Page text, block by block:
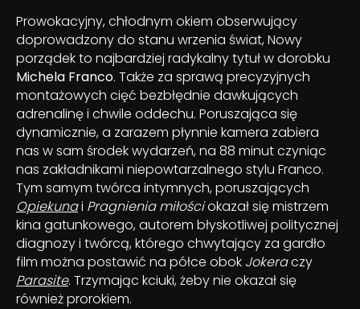
Prowokacyjny, chłodnym okiem obserwujący
doprowadzony do stanu wrzenia świat, Nowy
porządek to najbardziej radykalny tytuł w dorobku
Michela Franco. Także za sprawą precyzyjnych
montażowych cięć bezbłędnie dawkujących
adrenalinę i chwile oddechu. Poruszająca się
dynamicznie, a zarazem płynnie kamera zabiera
nas w sam środek wydarzeń, na 88 minut czyniąc
nas zakładnikami niepowtarzalnego stylu Franco.
Tym samym twórca intymnych, poruszających
Opiekunai Pragnienia miłościokazał się mistrzem
kina gatunkowego, autorem błyskotliwej politycznej
diagnozy i twórcą, którego chwytający za gardło
film można postawić na półce obok Jokeraczy
Parasite. Trzymając kciuki, żeby nie okazał się
również prorokiem.